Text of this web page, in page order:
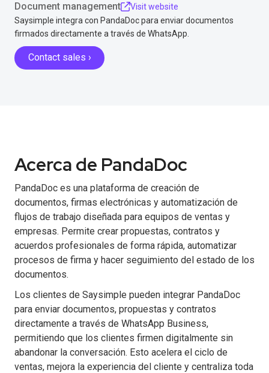
Document management
Visit website
Saysimple integra con PandaDoc para enviar documentos
firmados directamente a través de WhatsApp.
Contact sales ›
Acerca de PandaDoc
PandaDoc es una plataforma de creación de
documentos, firmas electrónicas y automatización de
flujos de trabajo diseñada para equipos de ventas y
empresas. Permite crear propuestas, contratos y
acuerdos profesionales de forma rápida, automatizar
procesos de firma y hacer seguimiento del estado de los
documentos.
Los clientes de Saysimple pueden integrar PandaDoc
para enviar documentos, propuestas y contratos
directamente a través de WhatsApp Business,
permitiendo que los clientes firmen digitalmente sin
abandonar la conversación. Esto acelera el ciclo de
ventas, mejora la experiencia del cliente y centraliza toda